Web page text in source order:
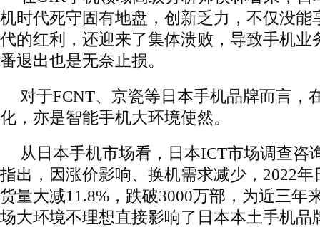
机时代死守固有地盘，创新乏力，不仅没能
代的红利，还迎来了集体溃败，导致手机业
番退出也是无奈止损。
对于FCNT、京瓷等日本手机品牌而言，
化，亦是智能手机大环境使然。
从日本手机市场看，日本ICT市场调查咨
指出，因涨价影响、换机需求减少，2022
货量大减11.8%，跌破3000万部，为近三年
场大环境不理想直接影响了日本本土手机品